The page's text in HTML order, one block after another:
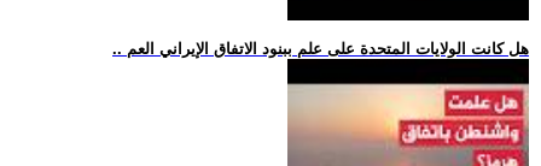
.. هل كانت الولايات المتحدة على علم ببنود الاتفاق الإيراني العم